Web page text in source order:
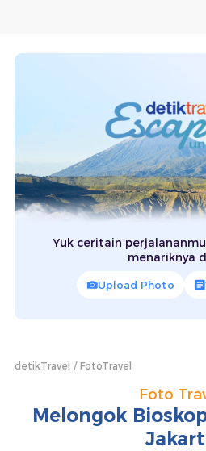
Yuk ceritain
menariknya
Upload Photo
detikTravel FotoTravel
Foto
Melongok